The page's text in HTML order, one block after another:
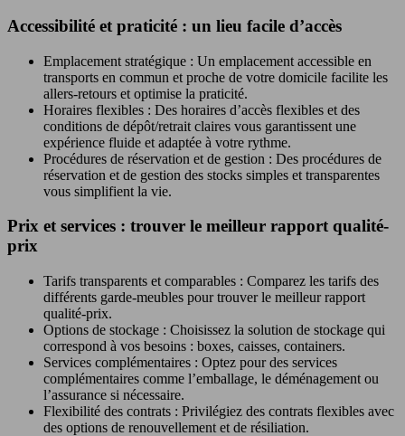
Accessibilité et praticité : un lieu facile d’accès
Emplacement stratégique : Un emplacement accessible en
transports en commun et proche de votre domicile facilite les
allers-retours et optimise la praticité.
Horaires flexibles : Des horaires d’accès flexibles et des
conditions de dépôt/retrait claires vous garantissent une
expérience fluide et adaptée à votre rythme.
Procédures de réservation et de gestion : Des procédures de
réservation et de gestion des stocks simples et transparentes
vous simplifient la vie.
Prix et services : trouver le meilleur rapport qualité-
prix
Tarifs transparents et comparables : Comparez les tarifs des
différents garde-meubles pour trouver le meilleur rapport
qualité-prix.
Options de stockage : Choisissez la solution de stockage qui
correspond à vos besoins : boxes, caisses, containers.
Services complémentaires : Optez pour des services
complémentaires comme l’emballage, le déménagement ou
l’assurance si nécessaire.
Flexibilité des contrats : Privilégiez des contrats flexibles avec
des options de renouvellement et de résiliation.